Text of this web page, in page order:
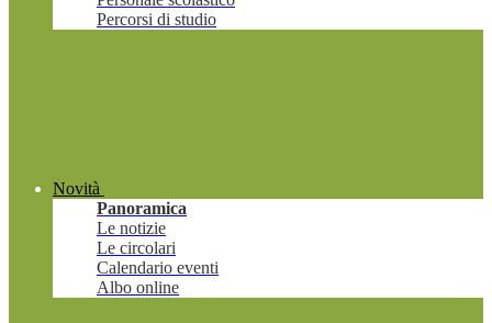
Percorsi di studio
Novità
Panoramica
Le notizie
Le circolari
Calendario eventi
Albo online